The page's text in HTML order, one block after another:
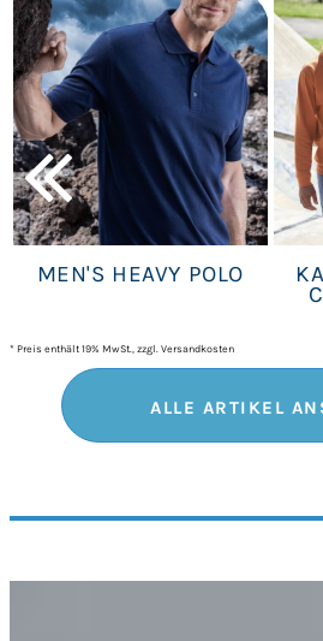
MEN'S HEAVY POLO
* Preis enthält 19% MwSt., zzgl. Versandkosten
ALLE ARTIKEL